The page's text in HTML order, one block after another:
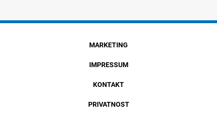
MARKETING
IMPRESSUM
KONTAKT
PRIVATNOST